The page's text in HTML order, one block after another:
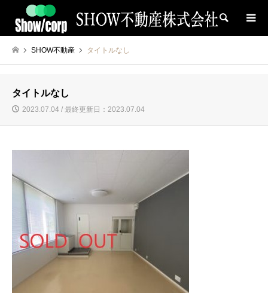
検索
SHOW不動産 タイトルなし
タイトルなし
2023.07.04 / 最終更新日：2023.07.04